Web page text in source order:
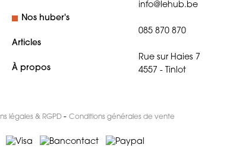
Nos huber's
Articles
À propos
info@lehub.be
085 870 870
Rue sur Haies 7
4557 - Tinlot
légales & RGPD - Conditions générales de vente